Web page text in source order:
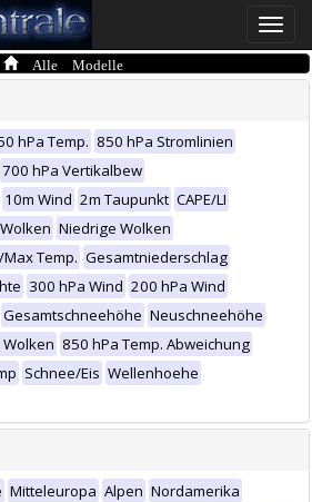
Toggle
Alle Modelle
hPa Temp. 850 hPa Stromlinien
700 hPa Vertikalbew
10m Wind 2m Taupunkt CAPE/LI
Niedrige Wolken
Temp. Gesamtniederschlag
300 hPa Wind 200 hPa Wind
Gesamtschneehöhe Neuschneehöhe
Wolken 850 hPa Temp. Abweichung
Schnee/Eis Wellenhoehe
Mitteleuropa Alpen Nordamerika